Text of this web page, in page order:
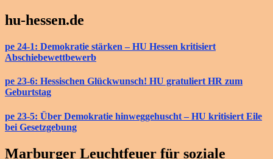
hu-hessen.de
pe 24-1: Demokratie stärken – HU Hessen kritisiert
Abschiebewettbewerb
pe 23-6: Hessischen Glückwunsch! HU gratuliert HR zum
Geburtstag
pe 23-5: Über Demokratie hinweggehuscht – HU kritisiert Eile
bei Gesetzgebung
Marburger Leuchtfeuer für soziale